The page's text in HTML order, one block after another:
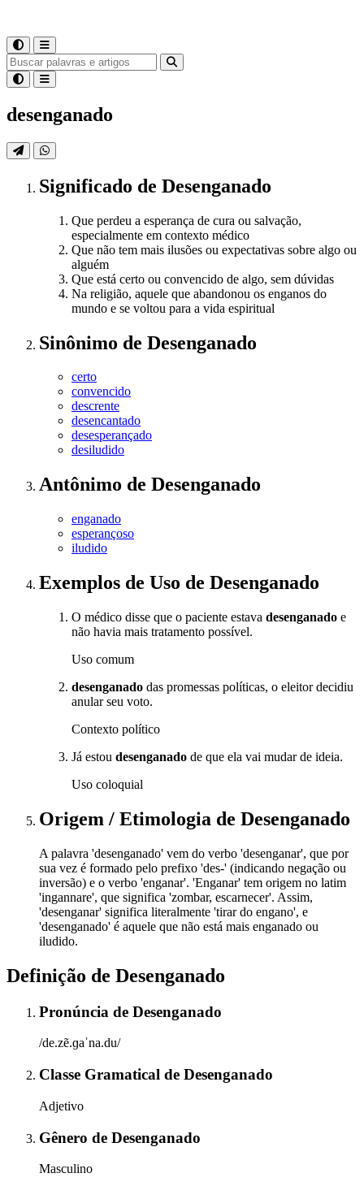
desenganado
Significado de Desenganado
Que perdeu a esperança de cura ou salvação,
especialmente em contexto médico
Que não tem mais ilusões ou expectativas sobre algo ou
alguém
Que está certo ou convencido de algo, sem dúvidas
Na religião, aquele que abandonou os enganos do
mundo e se voltou para a vida espiritual
Sinônimo de Desenganado
certo
convencido
descrente
desencantado
desesperançado
desiludido
Antônimo de Desenganado
enganado
esperançoso
iludido
Exemplos de Uso de Desenganado
O médico disse que o paciente estava desenganado e
não havia mais tratamento possível.
Uso comum
desenganado das promessas políticas, o eleitor decidiu
anular seu voto.
Contexto político
Já estou desenganado de que ela vai mudar de ideia.
Uso coloquial
Origem / Etimologia de Desenganado
A palavra 'desenganado' vem do verbo 'desenganar', que por
sua vez é formado pelo prefixo 'des-' (indicando negação ou
inversão) e o verbo 'enganar'. 'Enganar' tem origem no latim
'ingannare', que significa 'zombar, escarnecer'. Assim,
'desenganar' significa literalmente 'tirar do engano', e
'desenganado' é aquele que não está mais enganado ou
iludido.
Definição de Desenganado
Pronúncia de Desenganado
/de.zẽ.ɡaˈna.du/
Classe Gramatical de Desenganado
Adjetivo
Gênero de Desenganado
Masculino